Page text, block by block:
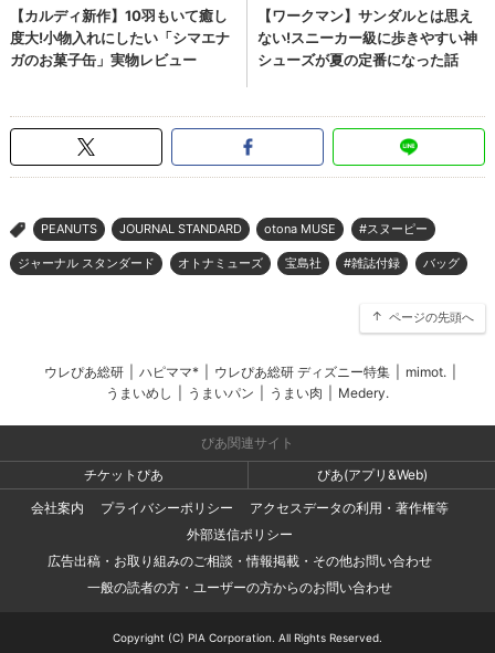
> PEANUTS JOURNAL STANDARD otona MUSE #スヌーピー
ジャーナル スタンダード オトナミューズ 宝島社 #雑誌付録 バッグ
ページの先頭へ
ウレぴあ総研 ハピママ* ウレぴあ総研 ディズニー特集 mimot.
うまいめし
うまいパン うまい肉 Medery.
ぴあ関連サイト
チケットぴあ
ぴあ(アプリ&Web)
会社案内
プライバシーポリシー
アクセスデータの利用・著作権等
外部送信ポリシー
広告出稿・お取り組みのご相談・情報掲載・その他お問い合わせ
一般の読者の方・ユーザーの方からのお問い合わせ
Copyright (C) PIA Corporation. All Rights Reserved.